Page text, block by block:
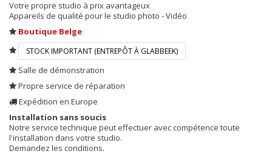
Votre propre studio à prix avantageux
Appareils de qualité pour le studio photo - Vidéo
Boutique Belge
STOCK IMPORTANT (ENTREPÔT À GLABBEEK)
Salle de démonstration
Propre service de réparation
Expédition en Europe
Installation sans soucis
Notre service technique peut effectuer avec compétence toute
l'installation dans votre studio.
Demandez les conditions.